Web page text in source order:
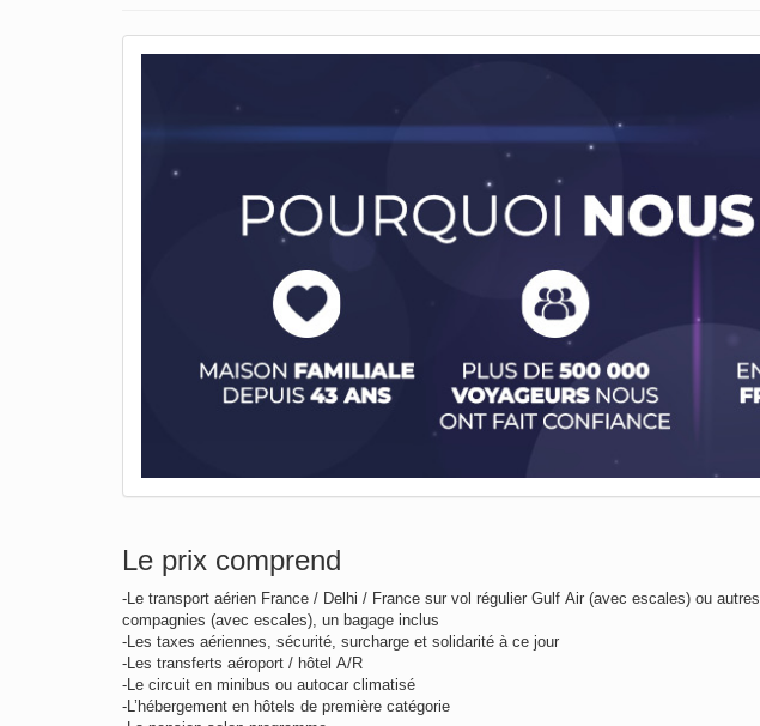
Le prix comprend
-Le transport aérien France / Delhi / France sur vol régulier Gulf Air (avec escales) ou autres
compagnies (avec escales), un bagage inclus
-Les taxes aériennes, sécurité, surcharge et solidarité à ce jour
-Les transferts aéroport / hôtel A/R
-Le circuit en minibus ou autocar climatisé
-L’hébergement en hôtels de première catégorie